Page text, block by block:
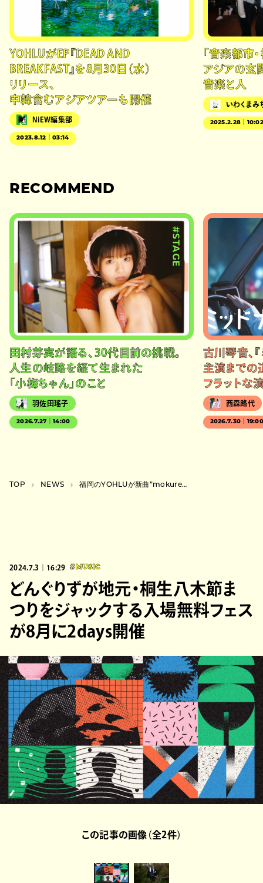
YOHLUがEP『DEAD AND
BREAKFAST』を8月30日（水）
リリース、
中韓含むアジアツアーも開催
NiEW編集部
2023.8.12｜03:14
「音楽都市
アジアの玄
音楽と人
いわくまみ
2025.2.28｜
RECOMMEND
#STAGE
田村芽実が語る、30代目前の挑戦。
人生の岐路を経て生まれた
「小梅ちゃん」のこと
羽佐田瑤子
2026.7.27｜14:00
古川琴音、
主演までの
フラットな
西森路代
2026.7.30｜
TOP NEWS 福岡のYOHLUが新曲”mokuren”リリース、タイでKIKIと2マンライブ開催も決定
2024.7.3｜16:29 #MUSIC
どんぐりずが地元・桐生八木節ま
つりをジャックする入場無料フェス
が8月に2days開催
この記事の画像（全2件）